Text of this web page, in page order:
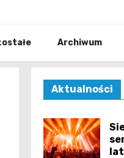
Archiwum
Aktualności